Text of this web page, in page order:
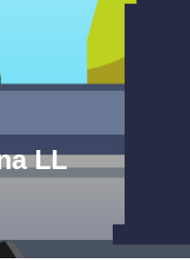
LL